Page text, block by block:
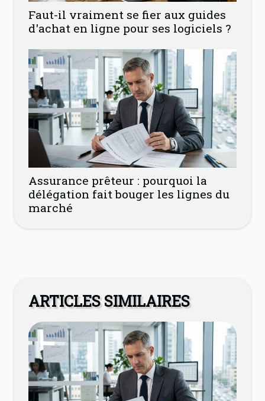
Faut-il vraiment se fier aux guides
d'achat en ligne pour ses logiciels ?
Assurance prêteur : pourquoi la
délégation fait bouger les lignes du
marché
ARTICLES SIMILAIRES